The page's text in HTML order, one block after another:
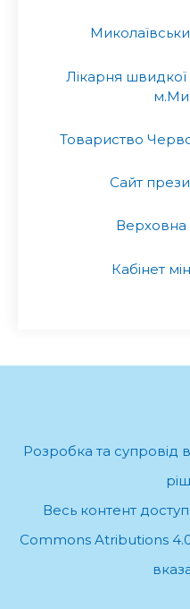
Лікарня
Товариство
Сайт
Верховна
Кабінет
Розробка та супровід
Весь контент
Commons Atributions